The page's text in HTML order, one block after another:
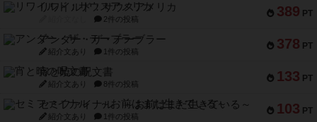
389 PT
リワイルド：サウスアメリカ
2件の投稿
378 PT
アンダー・ザ・テーブラー
紹介文あり 1件の投稿
133 PT
宵と暁の呪文書
紹介文あり 8件の投稿
103 PT
セミファイナル ～お前はまだ生きている～
紹介文あり 1件の投稿